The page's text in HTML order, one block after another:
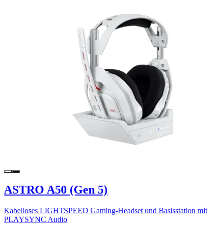
ASTRO A50 (Gen 5)
Kabelloses LIGHTSPEED Gaming-Headset und Basisstation mit
PLAYSYNC Audio